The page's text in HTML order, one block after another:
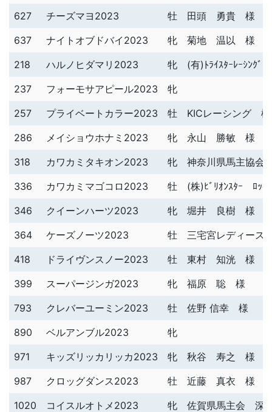
627
チーズマヨ2023 牡
田頭 勇貴 様
637
ナイトオブドバイ2023 牝
菊地 温以 様
218
ハルノヒダマリ2023 牝
(有)ﾄﾗｲｽﾀｰﾚｰｼﾝｸﾞ
237
フォーモサアピール2023
牝
257
プライベートカラー2023 牡
KICレーシング 様
286
メイショウホナミ2023 牝
永山 勝敏 様
318
カワカミタキオン2023 牝
神奈川県馬主協
336
カワカミマゴコロ2023 牡
(株)ﾋﾞﾘｵﾝｽﾀｰ ﾛｯ
346
クイーンハーツ2023 牝
堀井 良樹 様
364
ケーズノーツ2023 牡
三宅宮レディー
418
ドライヴンスノー2023 牡
東村 知洸 様
399
スーパージンガ2023 牝
福原 聡 様
793
クレバーユーミン2023 牡
佐野 信幸 様
890
ベルアンブル2023
牝
971
キッズリッカリッカ2023 牝
秋谷 寿之 様
987
クロッグダンス2023 牡
近藤 真衣 様
1020
コイスルオトメ2023 牝 佐賀県馬主会 深